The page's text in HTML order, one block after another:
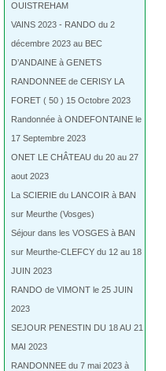
OUISTREHAM
VAINS 2023 - RANDO du 2
décembre 2023 au BEC
D’ANDAINE à GENETS
RANDONNEE de CERISY LA
FORET ( 50 ) 15 Octobre 2023
Randonnée à ONDEFONTAINE le
17 Septembre 2023
ONET LE CHÂTEAU du 20 au 27
aout 2023
La SCIERIE du LANCOIR à BAN
sur Meurthe (Vosges)
Séjour dans les VOSGES à BAN
sur Meurthe-CLEFCY du 12 au 18
JUIN 2023
RANDO de VIMONT le 25 JUIN
2023
SEJOUR PENESTIN DU 18 AU 21
MAI 2023
RANDONNEE du 7 mai 2023 à